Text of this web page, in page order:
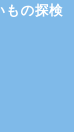
もの探検